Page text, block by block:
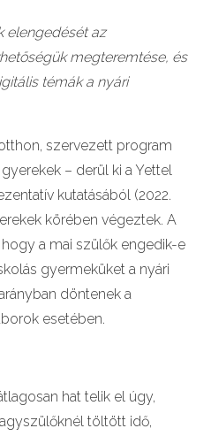
elengedését az
megteremtése, és
témák a nyári
szervezett program
– derül ki a Yettel
kutatásából (2022.
körében végeztek. A
a mai szülők engedik-e
gyermeküket a nyári
döntenek a
esetében.
hat telik el úgy,
töltött idő,